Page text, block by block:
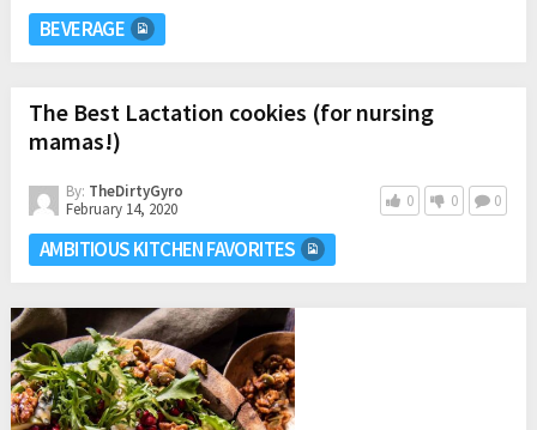
BEVERAGE
The Best Lactation cookies (for nursing
mamas!)
By: TheDirtyGyro
February 14, 2020
0 0 0
AMBITIOUS KITCHEN FAVORITES